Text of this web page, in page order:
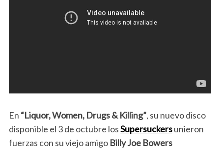
En “Liquor, Women, Drugs & Killing”, su nuevo disco
disponible el 3 de octubre losSupersuckersunieron
fuerzas con su viejo amigoBilly Joe Bowers